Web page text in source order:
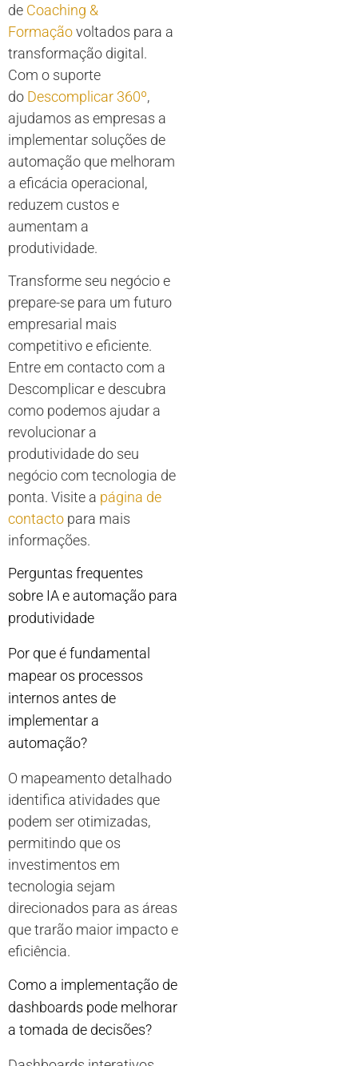
de Coaching &
Formaçãovoltados para a
transformação digital.
Com o suporte
do Descomplicar 360º,
ajudamos as empresas a
implementar soluções de
automação que melhoram
a eficácia operacional,
reduzem custos e
aumentam a
produtividade.
Transforme seu negócio e
prepare-se para um futuro
empresarial mais
competitivo e eficiente.
Entre em contacto com a
Descomplicar e descubra
como podemos ajudar a
revolucionar a
produtividade do seu
negócio com tecnologia de
ponta. Visite a página de
contacto para mais
informações.
Perguntas frequentes
sobre IA e automação para
produtividade
Por que é fundamental
mapear os processos
internos antes de
implementar a
automação?
O mapeamento detalhado
identifica atividades que
podem ser otimizadas,
permitindo que os
investimentos em
tecnologia sejam
direcionados para as áreas
que trarão maior impacto e
eficiência.
Como a implementação de
dashboards pode melhorar
a tomada de decisões?